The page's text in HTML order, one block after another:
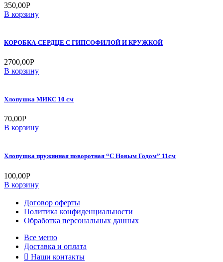
350,00Р
В корзину
КОРОБКА-СЕРДЦЕ С ГИПСОФИЛОЙ И КРУЖКОЙ
2700,00Р
В корзину
Хлопушка МИКС 10 см
70,00Р
В корзину
Хлопушка пружинная поворотная “С Новым Годом” 11см
100,00Р
В корзину
Договор оферты
Политика конфиденциальности
Обработка персональных данных
Все меню
Доставка и оплата
Наши контакты